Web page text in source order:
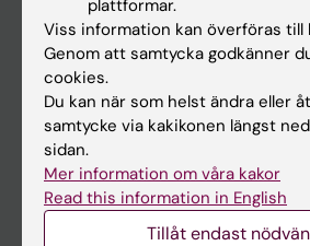
Utbildning
Forskarutbildning
Forskning
Om KI
På gång
plattformar.
Viss information kan överföras till
Genom att samtycka godkänner
cookies.
Du kan när som helst ändra eller
samtycke via kakikonen längst
sidan.
Mer information om våra kakor
Read this information in English
Tillåt endast